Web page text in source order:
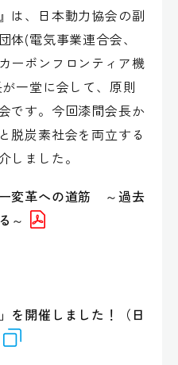
は、日本動力協会の副
(電気事業連合会、
ーボンフロンティア機
一堂に会して、原則
です。今回漆間会長か
脱炭素社会を両立する
しました。
ー変革への道筋 ～過去
～
を開催しました！（日